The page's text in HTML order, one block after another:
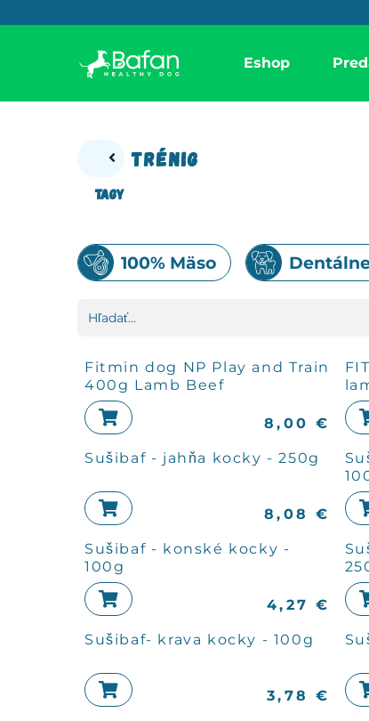
Eshop
Trénig
TagY
100% Mäso
Fitmin dog NP Play and Train
400g Lamb Beef
8,00 €
Sušibaf - jahňa kocky - 250g
8,08 €
Sušibaf - konské kocky -
100g
4,27 €
Sušibaf- krava kocky - 100g
3,78 €